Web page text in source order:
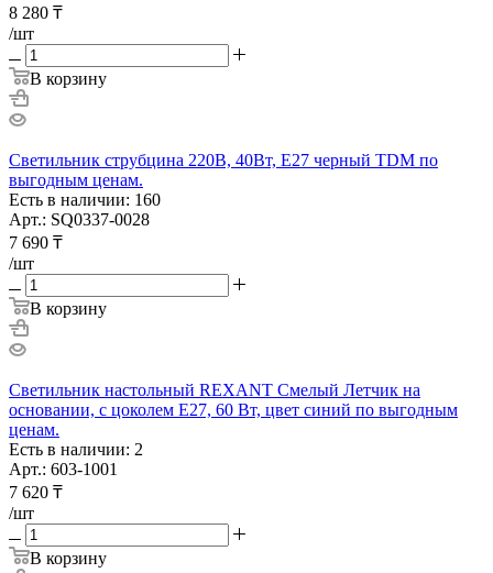
8 280 ₸
/шт
В корзину
Светильник струбцина 220В, 40Вт, E27 черный TDM по
выгодным ценам.
Есть в наличии: 160
Арт.: SQ0337-0028
7 690 ₸
/шт
В корзину
Светильник настольный REXANT Смелый Летчик на
основании, с цоколем Е27, 60 Вт, цвет синий по выгодным
ценам.
Есть в наличии: 2
Арт.: 603-1001
7 620 ₸
/шт
В корзину